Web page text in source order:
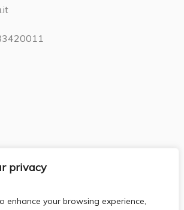
privacy
enhance your browsing experience,